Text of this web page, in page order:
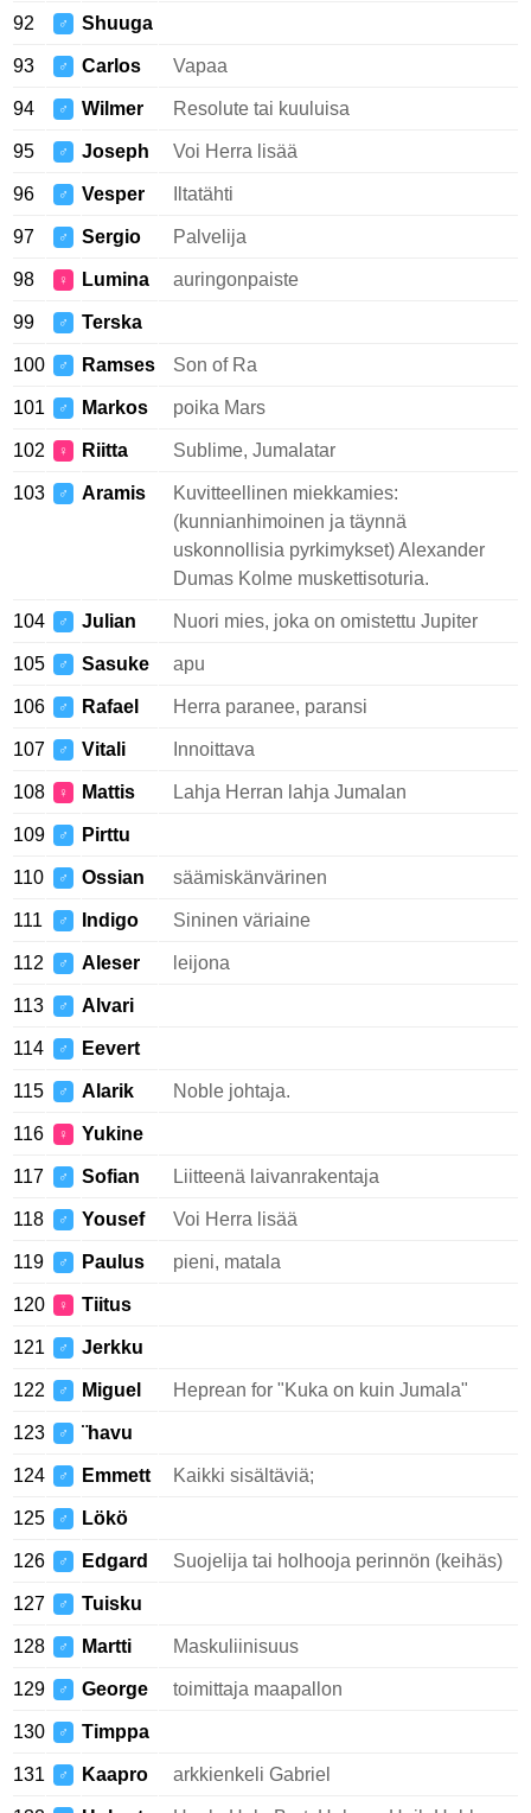
92 ♂ Shuuga
93 ♂ Carlos Vapaa
94 ♂ Wilmer Resolute tai kuuluisa
95 ♂ Joseph Voi Herra lisää
96 ♂ Vesper Iltatähti
97 ♂ Sergio Palvelija
98 ♀ Lumina auringonpaiste
99 ♂ Terska
100 ♂ Ramses Son of Ra
101 ♂ Markos poika Mars
102 ♀ Riitta Sublime, Jumalatar
103 ♂ Aramis
Kuvitteellinen miekkamies:
(kunnianhimoinen ja täynnä
uskonnollisia pyrkimykset) Alexander
Dumas Kolme muskettisoturia.
104 ♂ Julian Nuori mies, joka on omistettu Jupiter
105 ♂ Sasuke apu
106 ♂ Rafael Herra paranee, paransi
107 ♂ Vitali Innoittava
108 ♀ Mattis Lahja Herran lahja Jumalan
109 ♂ Pirttu
110 ♂ Ossian säämiskänvärinen
111 ♂ Indigo Sininen väriaine
112 ♂ Aleser leijona
113 ♂ Alvari
114 ♂ Eevert
115 ♂ Alarik Noble johtaja.
116 ♀ Yukine
117 ♂ Sofian Liitteenä laivanrakentaja
118 ♂ Yousef Voi Herra lisää
119 ♂ Paulus pieni, matala
120 ♀ Tiitus
121 ♂ Jerkku
122 ♂ Miguel Heprean for "Kuka on kuin Jumala"
123 ♂ ¨havu
124 ♂ Emmett Kaikki sisältäviä;
125 ♂ Lökö
126 ♂ Edgard Suojelija tai holhooja perinnön (keihäs)
127 ♂ Tuisku
128 ♂ Martti Maskuliinisuus
129 ♂ George toimittaja maapallon
130 ♂ Timppa
131 ♂ Kaapro arkkienkeli Gabriel